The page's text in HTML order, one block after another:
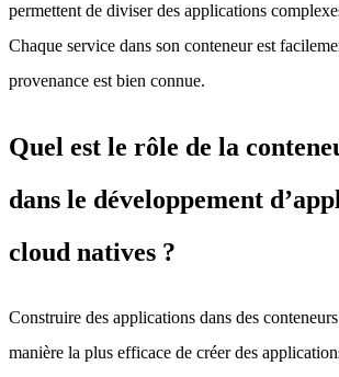
permettent de diviser des applications
Chaque service dans son conteneur est
provenance est bien connue.
Quel est le rôle de la
dans le développement
cloud natives ?
Construire des applications dans des
manière la plus efficace de créer des